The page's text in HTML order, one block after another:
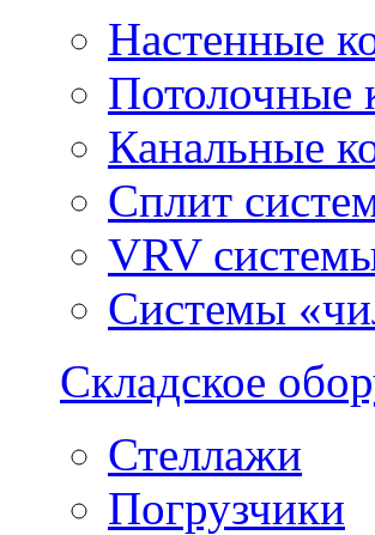
Настенные
Потолочные
Канальные
Сплит
VRV
Системы
Складское
Стеллажи
Погрузчики